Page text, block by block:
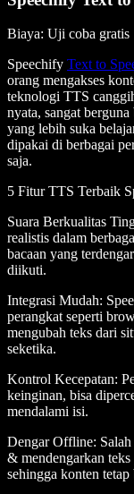
Biaya: Uji coba gratis
Speechify Text to
orang mengakses
teknologi TTS
nyata, sangat
yang lebih suka
dipakai di berbagai
saja.
5 Fitur TTS Terbaik
Suara Berkualitas
realistis dalam
bacaan yang
diikuti.
Integrasi Mudah:
perangkat seperti
mengubah teks dari
seketika.
Kontrol Kecepatan:
keinginan, bisa
mendalami isi.
Dengar Offline:
& mendengarkan
sehingga konten tetap